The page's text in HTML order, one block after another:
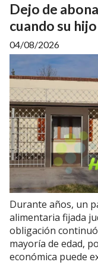
Dejo de
cuando su
04/08/2026
Durante años, un
alimentaria fijada
obligación
mayoría de edad,
económica puede